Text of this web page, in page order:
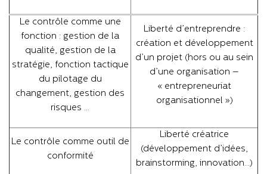
Le contrôle comme une
fonction : gestion de la
qualité, gestion de la
stratégie, fonction tactique
du pilotage du
changement, gestion des
risques …
Liberté d’entreprendre :
création et développement
d’un projet (hors ou au sein
d’une organisation –
« entrepreneuriat
organisationnel »)
Le contrôle comme outil de
conformité
Liberté créatrice
(développement d’idées,
brainstorming, innovation…)